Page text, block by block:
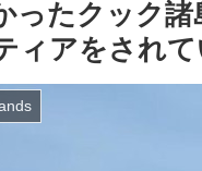
ったクック
ィアをされて